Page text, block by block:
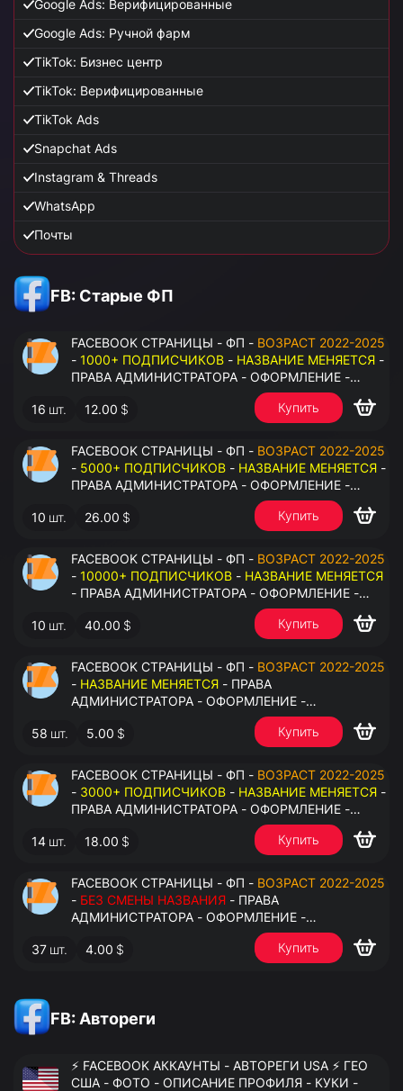
Google Ads: Верифицированные
Google Ads: Ручной фарм
TikTok: Бизнес центр
TikTok: Верифицированные
TikTok Ads
Snapchat Ads
Instagram & Threads
WhatsApp
Почты
FB: Старые ФП
FACEBOOK СТРАНИЦЫ - ФП - ВОЗРАСТ 2022-2025
- 1000+ ПОДПИСЧИКОВ - НАЗВАНИЕ МЕНЯЕТСЯ -
ПРАВА АДМИНИСТРАТОРА - ОФОРМЛЕНИЕ -
ЗАПОЛНЕННАЯ ИНФОРМАЦИЯ - ПОД ВСЕ ГЕО
16 шт. 12.00 $ Купить
FACEBOOK СТРАНИЦЫ - ФП - ВОЗРАСТ 2022-2025
- 5000+ ПОДПИСЧИКОВ - НАЗВАНИЕ МЕНЯЕТСЯ -
ПРАВА АДМИНИСТРАТОРА - ОФОРМЛЕНИЕ -
ЗАПОЛНЕННАЯ ИНФОРМАЦИЯ - ПОД ВСЕ ГЕО
10 шт. 26.00 $ Купить
FACEBOOK СТРАНИЦЫ - ФП - ВОЗРАСТ 2022-2025
- 10000+ ПОДПИСЧИКОВ - НАЗВАНИЕ МЕНЯЕТСЯ
- ПРАВА АДМИНИСТРАТОРА - ОФОРМЛЕНИЕ -
ЗАПОЛНЕННАЯ ИНФОРМАЦИЯ - ПОД ВСЕ ГЕО
10 шт. 40.00 $ Купить
FACEBOOK СТРАНИЦЫ - ФП - ВОЗРАСТ 2022-2025
- НАЗВАНИЕ МЕНЯЕТСЯ - ПРАВА
АДМИНИСТРАТОРА - ОФОРМЛЕНИЕ -
ЗАПОЛНЕННАЯ ИНФОРМАЦИЯ - ПОД ВСЕ ГЕО
58 шт. 5.00 $ Купить
FACEBOOK СТРАНИЦЫ - ФП - ВОЗРАСТ 2022-2025
- 3000+ ПОДПИСЧИКОВ - НАЗВАНИЕ МЕНЯЕТСЯ -
ПРАВА АДМИНИСТРАТОРА - ОФОРМЛЕНИЕ -
ЗАПОЛНЕННАЯ ИНФОРМАЦИЯ - ПОД ВСЕ ГЕО
14 шт. 18.00 $ Купить
FACEBOOK СТРАНИЦЫ - ФП - ВОЗРАСТ 2022-2025
- БЕЗ СМЕНЫ НАЗВАНИЯ - ПРАВА
АДМИНИСТРАТОРА - ОФОРМЛЕНИЕ -
ЗАПОЛНЕННАЯ ИНФОРМАЦИЯ - ПОД ВСЕ ГЕО
37 шт. 4.00 $ Купить
FB: Автореги
⚡️ FACEBOOK АККАУНТЫ - АВТОРЕГИ USA ⚡️ ГЕО
США - ФОТО - ОПИСАНИЕ ПРОФИЛЯ - КУКИ -